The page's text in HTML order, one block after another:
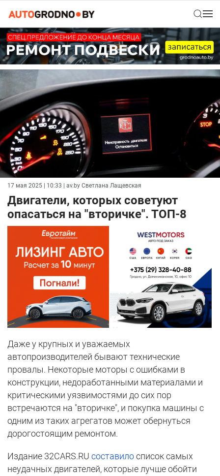
17 мая 2025 | 10:33 | av.by Светлана Лащевская
Двигатели, которых советуют
опасаться на "вторичке". ТОП-8
Даже у крупных и уважаемых
автопроизводителей бывают технические
провалы. Некоторые моторы с ошибками в
конструкции, недоработанными материалами и
критическими уязвимостями до сих пор
встречаются на "вторичке", и покупка машины с
одним из таких агрегатов может обернуться
дорогостоящим ремонтом.
Издание 32CARS.RU составилосписок самых
неудачных двигателей, которые лучше обойти